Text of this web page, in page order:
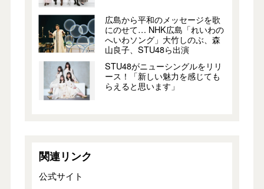
広島から平和のメッセージを歌
にのせて… NHK広島「れいわの
へいわソング」大竹しのぶ、森
山良子、STU48ら出演
STU48がニューシングルをリリ
ース！「新しい魅力を感じても
らえると思います」
関連リンク
公式サイト